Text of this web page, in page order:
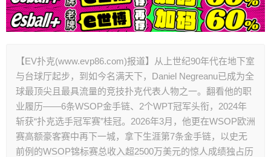
【EV扑克(www.evp86.com)报道】从上世纪90年代在地下室
与台球厅起步，到如今名满天下，Daniel Negreanu已成为全
球最顶尖且最具流量的竞技扑克代表人物之一。翻看他的职
业履历——6条WSOP金手链、2个WPT冠军头衔，2024年
斩获“扑克选手冠军赛”桂冠。2026年3月，他更在WSOP欧洲
赛高额豪客赛中再下一城，拿下生涯第7条金手链，以史无
前例的WSOP锦标赛总收入超2500万美元的惊人成绩独占历